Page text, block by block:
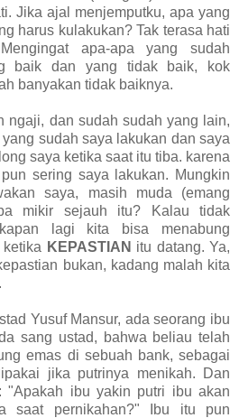
Jika ajal menjemputku, apa yang
harus kulakukan? Tak terasa hati
apa-apa yang sudah
baik dan yang tidak baik, kok
banyakan tidak baiknya.
ngaji, dan sudah sudah yang lain,
sudah saya lakukan dan saya
saya ketika saat itu tiba. karena
sering saya lakukan. Mungkin
saya, masih muda (emang
mikir sejauh itu? Kalau tidak
lagi kita bisa menabung
KEPASTIAN itu datang. Ya,
bukan, kadang malah kita
Yusuf Mansur, ada seorang ibu
sang ustad, bahwa beliau telah
emas di sebuah bank, sebagai
jika putrinya menikah. Dan
"Apakah ibu yakin putri ibu akan
saat pernikahan?" Ibu itu pun